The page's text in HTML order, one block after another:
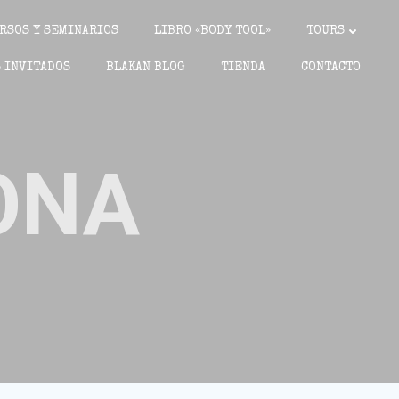
Y SEMINARIOS LIBRO «BODY TOOL» TOURS
INVITADOS BLAKAN BLOG TIENDA CONTACTO